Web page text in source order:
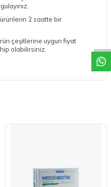
2 saatte bir
çeşitlerine uygun fiyat
olabilirsiniz.